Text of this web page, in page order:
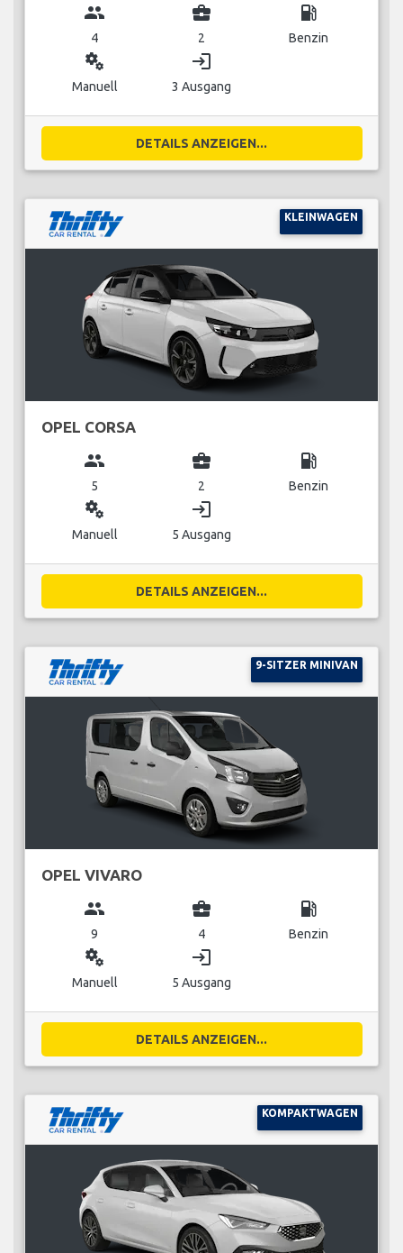
group
4
business_center
2
local_gas_station
Benzin
miscellaneous_services
Manuell
login
3 Ausgang
DETAILS ANZEIGEN...
KLEINWAGEN
OPEL CORSA
group
5
business_center
2
local_gas_station
Benzin
miscellaneous_services
Manuell
login
5 Ausgang
DETAILS ANZEIGEN...
9-SITZER MINIVAN
OPEL VIVARO
group
9
business_center
4
local_gas_station
Benzin
miscellaneous_services
Manuell
login
5 Ausgang
DETAILS ANZEIGEN...
KOMPAKTWAGEN